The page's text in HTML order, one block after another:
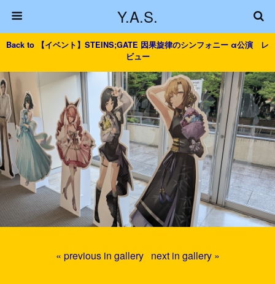
Y.A.S.
Back to 【イベント】STEINS;GATE 因果旋律のシンフォニー α公演 レ
ビュー
« previous in gallery next in gallery »